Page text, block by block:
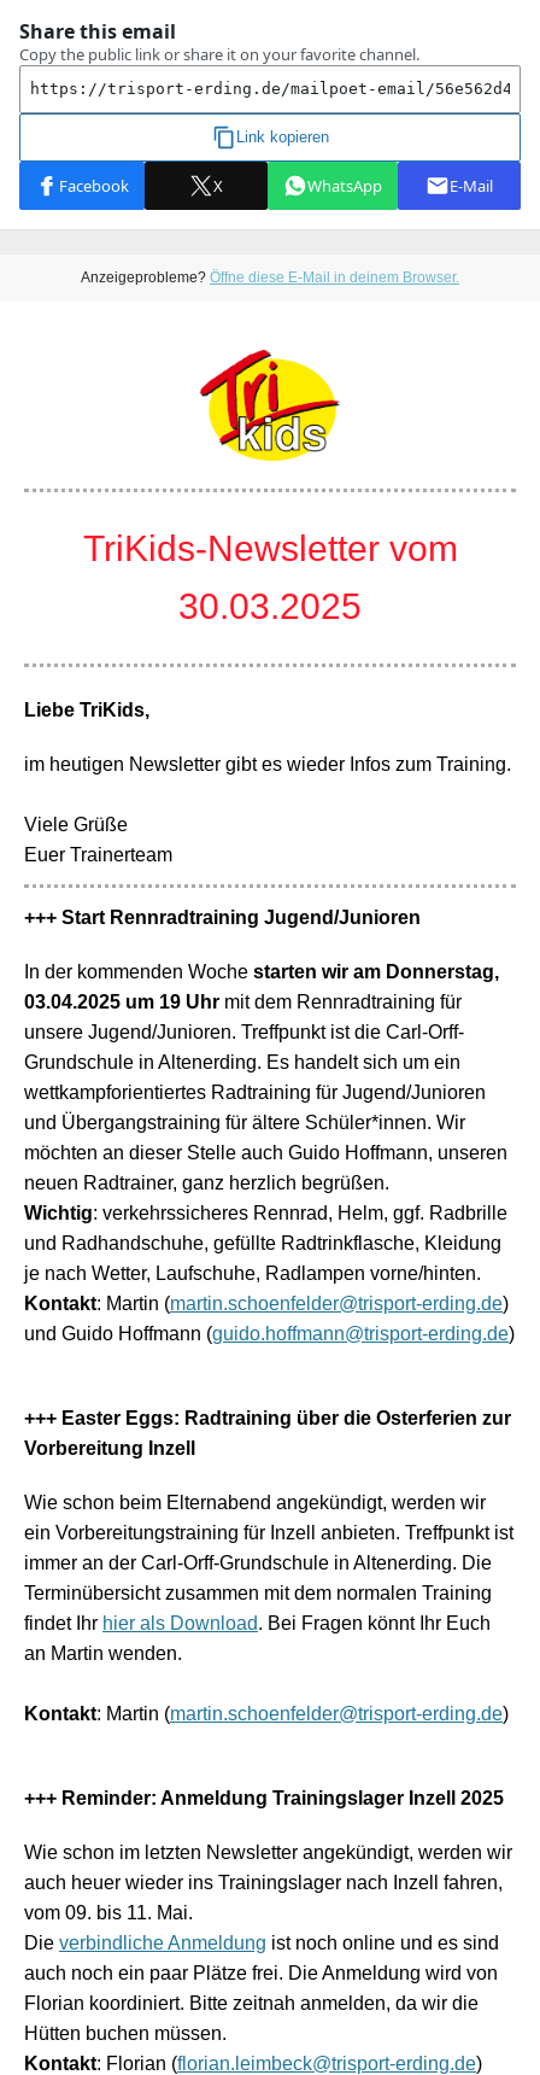
Anzeigeprobleme? Öffne diese E-Mail in deinem Browser.
TriKids-Newsletter vom
30.03.2025
Liebe TriKids,
im heutigen Newsletter gibt es wieder Infos zum Training.
Viele Grüße
Euer Trainerteam
+++ Start Rennradtraining Jugend/Junioren
In der kommenden Woche starten wir am Donnerstag,
03.04.2025 um 19 Uhr mit dem Rennradtraining für
unsere Jugend/Junioren. Treffpunkt ist die Carl-Orff-
Grundschule in Altenerding. Es handelt sich um ein
wettkampforientiertes Radtraining für Jugend/Junioren
und Übergangstraining für ältere Schüler*innen. Wir
möchten an dieser Stelle auch Guido Hoffmann, unseren
neuen Radtrainer, ganz herzlich begrüßen.
Wichtig: verkehrssicheres Rennrad, Helm, ggf. Radbrille
und Radhandschuhe, gefüllte Radtrinkflasche, Kleidung
je nach Wetter, Laufschuhe, Radlampen vorne/hinten.
Kontakt: Martin (martin.schoenfelder@trisport-erding.de)
und Guido Hoffmann (guido.hoffmann@trisport-erding.de)
+++ Easter Eggs: Radtraining über die Osterferien zur
Vorbereitung Inzell
Wie schon beim Elternabend angekündigt, werden wir
ein Vorbereitungstraining für Inzell anbieten. Treffpunkt ist
immer an der Carl-Orff-Grundschule in Altenerding. Die
Terminübersicht zusammen mit dem normalen Training
findet Ihr hier als Download. Bei Fragen könnt Ihr Euch
an Martin wenden.
Kontakt: Martin (martin.schoenfelder@trisport-erding.de)
+++ Reminder: Anmeldung Trainingslager Inzell 2025
Wie schon im letzten Newsletter angekündigt, werden wir
auch heuer wieder ins Trainingslager nach Inzell fahren,
vom 09. bis 11. Mai.
Die verbindliche Anmeldung ist noch online und es sind
auch noch ein paar Plätze frei. Die Anmeldung wird von
Florian koordiniert. Bitte zeitnah anmelden, da wir die
Hütten buchen müssen.
Kontakt: Florian (florian.leimbeck@trisport-erding.de)